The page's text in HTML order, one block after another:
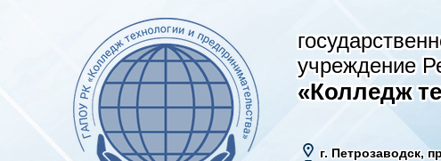
учреждение
«Колледж
г. Петрозаводск,